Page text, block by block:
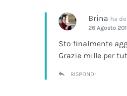
Brina ha
26 Agosto
Sto finalmente
Grazie mille per
RISPONDI